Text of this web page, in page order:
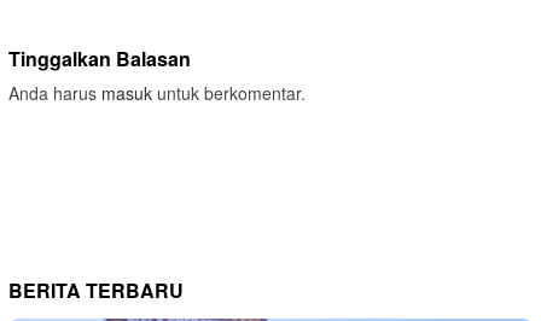
Tinggalkan Balasan
Anda harus masuk untuk berkomentar.
BERITA TERBARU